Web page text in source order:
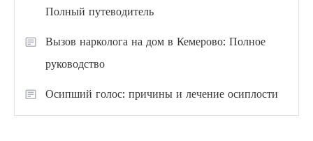
Полный путеводитель
Вызов нарколога на дом в Кемерово: Полное
руководство
Осипший голос: причины и лечение осиплости